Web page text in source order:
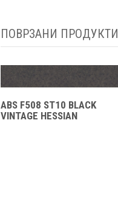
ПОВРЗАНИ ПРОДУКТИ
ABS F508 ST10 BLACK
VINTAGE HESSIAN